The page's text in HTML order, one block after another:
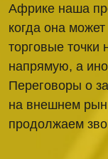
Африке наша
когда она
торговые точки
напрямую, а
Переговоры о
на внешнем
продолжаем